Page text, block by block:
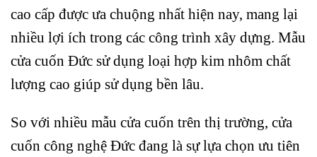
cao cấp được ưa chuộng nhất hiện nay, mang lại
nhiều lợi ích trong các công trình xây dựng. Mẫu
cửa cuốn Đức sử dụng loại hợp kim nhôm chất
lượng cao giúp sử dụng bền lâu.
So với nhiều mẫu cửa cuốn trên thị trường, cửa
cuốn công nghệ Đức đang là sự lựa chọn ưu tiên